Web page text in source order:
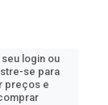
seu login ou
se para
preços e